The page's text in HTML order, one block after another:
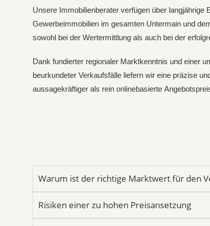
Unsere Immobilienberater verfügen über langjährige
Gewerbeimmobilien im gesamten Untermain und
sowohl bei der Wertermittlung als auch bei der
Dank fundierter regionaler Marktkenntnis und einer
beurkundeter Verkaufsfälle liefern wir eine präzise
aussagekräftiger als rein onlinebasierte
Warum ist der richtige Marktwert für den
Risiken einer zu hohen Preisansetzung